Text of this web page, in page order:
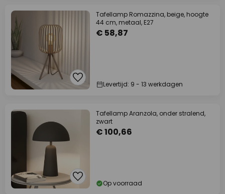
Tafellamp Romazzina, beige, hoogte
44 cm, metaal, E27
€ 58,87
Levertijd: 9 - 13 werkdagen
Tafellamp Aranzola, onder stralend,
zwart
€ 100,66
Op voorraad